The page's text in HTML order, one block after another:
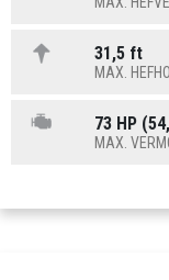
31,5 ft
MAX.
73 HP
MAX.